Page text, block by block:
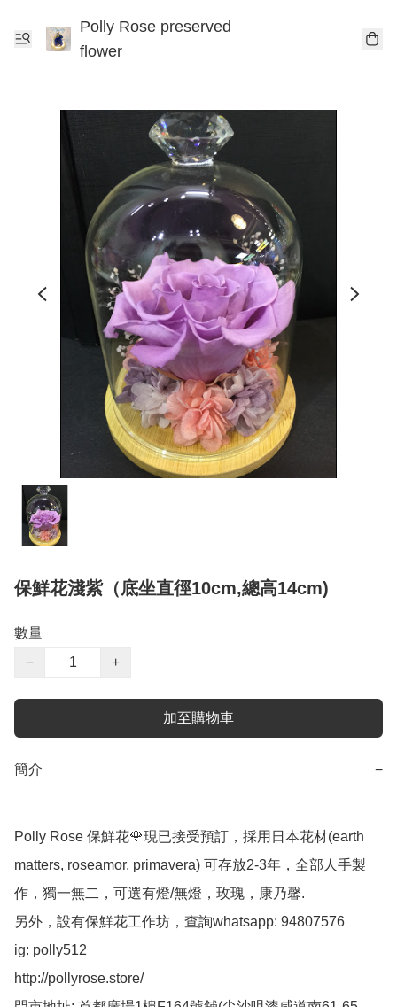
Polly Rose preserved
flower
保鮮花淺紫（底坐直徑10cm,總高14cm)
數量
−
+
加至購物車
簡介 −
Polly Rose 保鮮花🌹現已接受預訂，採用日本花材(earth
matters, roseamor, primavera) 可存放2-3年，全部人手製
作，獨一無二，可選有燈/無燈，玫瑰，康乃馨.
另外，設有保鮮花工作坊，查詢whatsapp: 94807576
ig: polly512
http://pollyrose.store/